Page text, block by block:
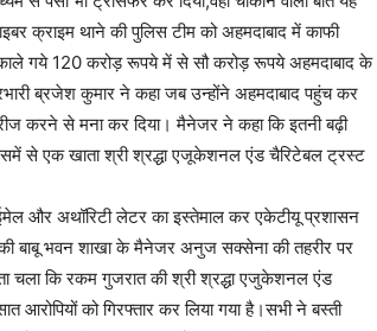
क्राइम थाने की पुलिस टीम को अहमदाबाद में काफी
गये 120 करोड़ रूपये में से सौ करोड़ रूपये अहमदाबाद के
ब्रजेश कुमार ने कहा जब उन्होंने अहमदाबाद पहुंच कर
करने से मना कर दिया। मैनेजर ने कहा कि इतनी बढ़ी
से एक खाता श्री श्रद्धा एजूकेशनल एंड चैरिटेबल ट्रस्ट
ईमेल और अथॉरिटी लेटर का इस्तेमाल कर एकेटीयू प्रशासन
बाबू भवन शाखा के मैनेजर अनुज सक्सेना की तहरीर पर
चला कि रकम गुजरात की श्री श्रद्धा एजुकेशनल एंड
को गिरफ्तार कर लिया गया है।सभी ने बस्ती